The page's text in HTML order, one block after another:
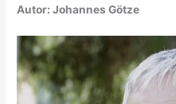
Autor: Johannes Götze